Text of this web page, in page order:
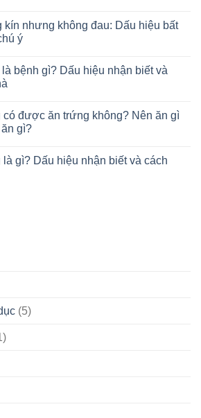
kín nhưng không đau: Dấu hiệu bất
ý
là bệnh gì? Dấu hiệu nhận biết và
có được ăn trứng không? Nên ăn gì
gì?
gì? Dấu hiệu nhận biết và cách
(5)